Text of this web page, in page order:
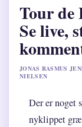
Tour de
Se live,
JONAS RASMUS
NIELSEN
Der er noget
nyklippet